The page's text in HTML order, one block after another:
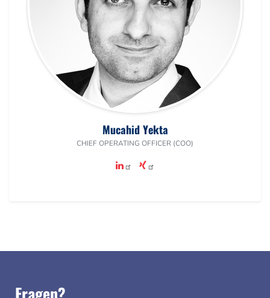
Mucahid Yekta
CHIEF OPERATING OFFICER (COO)
Fragen?